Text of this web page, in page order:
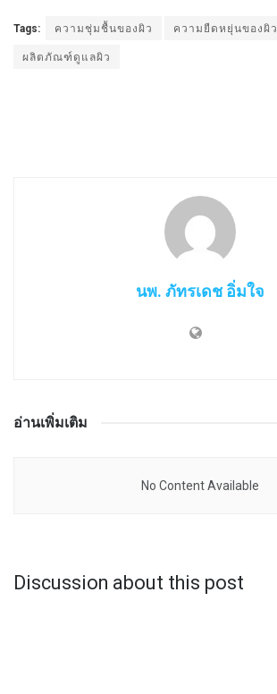
Tags: ความชุ่มชื้นของผิว ความยืดหยุ่นของผิว
ผลิตภัณฑ์ดูแลผิว
นพ. ภัทรเดช อิ่มใจ
อ่านเพิ่มเติม
No Content Available
Discussion about this post